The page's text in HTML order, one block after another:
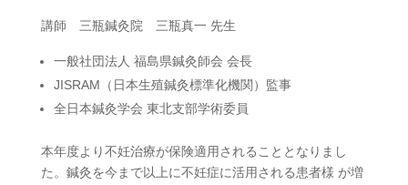
講師 三瓶鍼灸院 三瓶真一 先生
一般社団法人 福島県鍼灸師会 会長
JISRAM（日本生殖鍼灸標準化機関）監事
全日本鍼灸学会 東北支部学術委員
本年度より不妊治療が保険適用されることとなりまし
た。鍼灸を今まで以上に不妊症に活用される患者様 が増